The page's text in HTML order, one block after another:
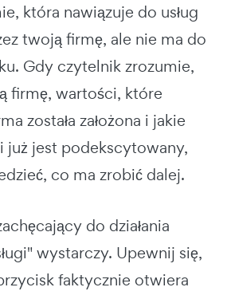
która nawiązuje do usług
twoją firmę, ale nie ma do
Gdy czytelnik zrozumie,
firmę, wartości, które
została założona i jakie
już jest podekscytowany,
co ma zrobić dalej.
do działania
wystarczy. Upewnij się,
faktycznie otwiera